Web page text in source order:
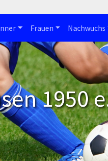
Frauen Nachwuchs
1950